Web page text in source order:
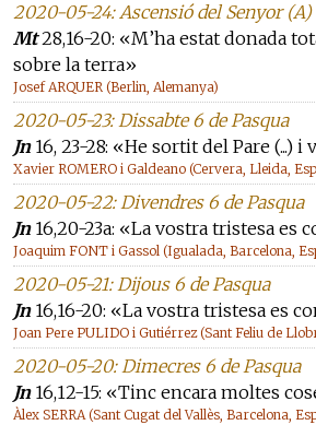
2020-05-24: Ascensió del Senyor (A)
Mt28,16-20: «M’ha estat donada
sobre la terra»
Josef ARQUER (Berlin, Alemanya)
2020-05-23: Dissabte 6 de Pasqua
Jn16, 23-28: «He sortit del Pare (...) i
Xavier ROMERO i Galdeano (Cervera, Lleida,
2020-05-22: Divendres 6 de Pasqua
Jn16,20-23a: «La vostra tristesa es
Joaquim FONT i Gassol (Igualada, Barcelona,
2020-05-21: Dijous 6 de Pasqua
Jn16,16-20: «La vostra tristesa es
Joan Pere PULIDO i Gutiérrez (Sant Feliu de
2020-05-20: Dimecres 6 de Pasqua
Jn16,12-15: «Tinc encara moltes
Àlex SERRA (Sant Cugat del Vallès, Barcelona,